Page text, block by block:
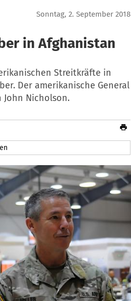
Sonntag, 2. September 2018
in Afghanistan
Streitkräfte in
Der amerikanische General
Nicholson.